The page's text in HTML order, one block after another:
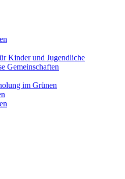
Kinder und Jugendliche
Gemeinschaften
im Grünen